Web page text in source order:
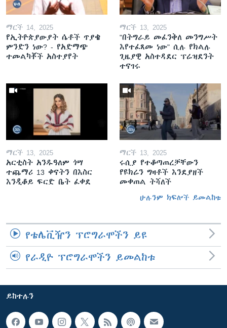
ማርች 14, 2025
የኢትዮጵያውያት ሴቶች ጥያቄ
ምንድን ነው? - የአድማጭ
ተመልካቾች አስተያየት
ማርች 13, 2025
"በትግራይ መፈንቅለ መንግሥት
እየተፈጸመ ነው" ሲሉ የክልሉ
ጊዜያዊ አስተዳደር ፕሬዝደንት
ተናገሩ
ማርች 13, 2025
አርቲስት አንዱዓለም ጎሣ
ተጨማሪ 13 ቀናትን በእስር
እንዲቆይ ፍርድ ቤት ፈቀደ
ማርች 13, 2025
ሩሲያ የተቆጣጠረቻቸውን
የዩክሬን ግዛቶች እንደያዘች
መቀጠል ትሻለች
ሁሉንም ክፍሎች ይመልከቱ
የቴሌቪዥን ፕሮግራሞችን ይዩ
የራዲዮ ፕሮግራሞችን ይመልከቱ
ይከተሉን